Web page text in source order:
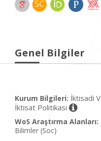
Genel Bilgiler
Kurum Bilgileri: İktisadi
İktisat Politikası
WoS Araştırma Alanları:
Bilimler (Soc)